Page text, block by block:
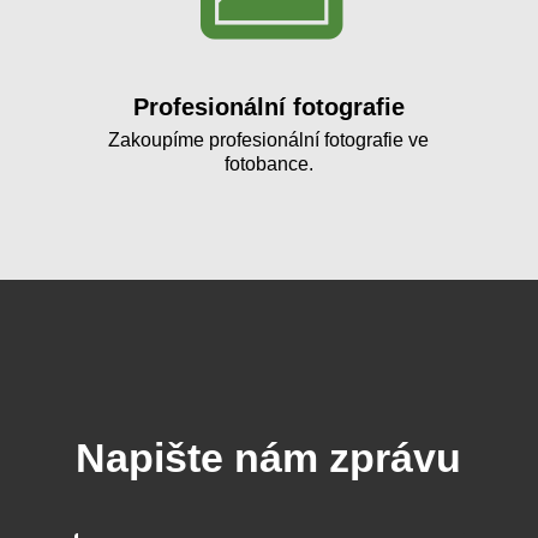
Profesionální fotografie
Zakoupíme profesionální fotografie ve
fotobance.
Napište nám zprávu